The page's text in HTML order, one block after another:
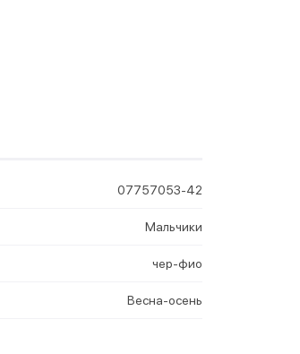
07757053-42
Мальчики
чер-фио
Весна-осень